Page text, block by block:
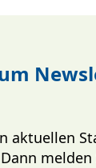
aktuellen